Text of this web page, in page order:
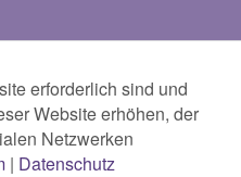
erforderlich sind und
Website erhöhen, der
Netzwerken
| Datenschutz